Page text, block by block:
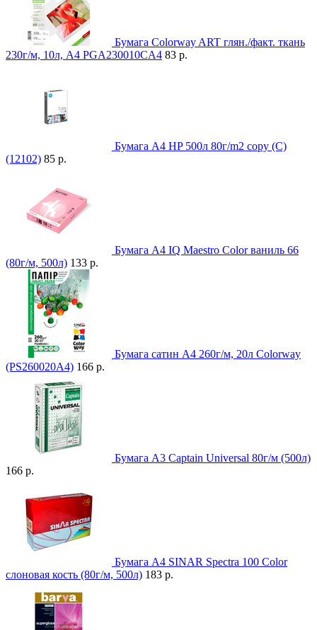
Бумага Colorway ART глян./факт. ткань
230г/м, 10л, A4 PGA230010CA4 83 р.
Бумага А4 HP 500л 80г/m2 copy (C)
(12102) 85 р.
Бумага A4 IQ Maestro Color ваниль 66
(80г/м, 500л) 133 р.
Бумага сатин A4 260г/м, 20л Colorway
(PS260020A4) 166 р.
Бумага A3 Captain Universal 80г/м (500л)
166 р.
Бумага A4 SINAR Spectra 100 Color
слоновая кость (80г/м, 500л) 183 р.